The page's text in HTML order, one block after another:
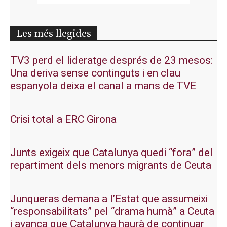
Les més llegides
TV3 perd el lideratge després de 23 mesos:
Una deriva sense continguts i en clau
espanyola deixa el canal a mans de TVE
Crisi total a ERC Girona
Junts exigeix que Catalunya quedi “fora” del
repartiment dels menors migrants de Ceuta
Junqueras demana a l’Estat que assumeixi
“responsabilitats” pel “drama humà” a Ceuta